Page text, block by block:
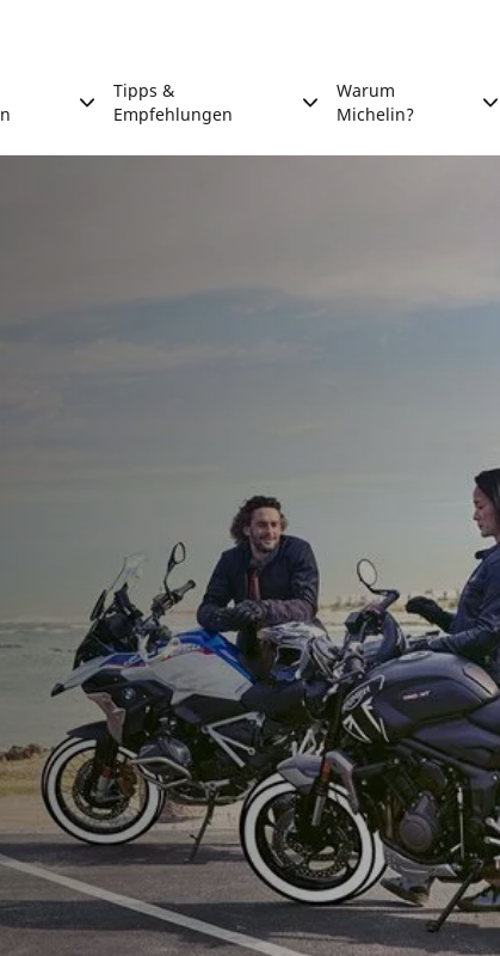
Tipps &
Empfehlungen
Warum
Michelin?